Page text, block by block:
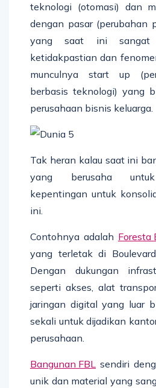
teknologi (otomasi) dan
dengan pasar (perubahan
yang saat ini sangat
ketidakpastian dan
munculnya start up
berbasis teknologi) yang
perusahaan bisnis keluarga.
Tak heran kalau saat ini
yang berusaha untuk
kepentingan untuk
ini.
Contohnya adalah Foresta
yang terletak di
Dengan dukungan
seperti akses, alat
jaringan digital yang luar
sekali untuk dijadikan
perusahaan.
Bangunan FBL sendiri
unik dan material yang